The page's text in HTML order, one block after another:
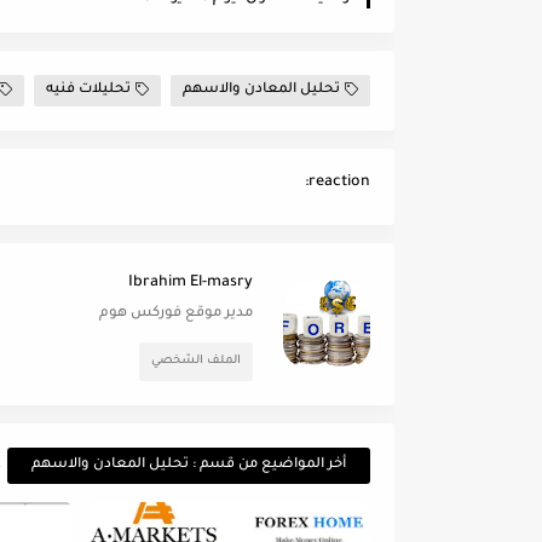
تحليل المعادن والاسهم تحليلات فنيه
reaction:
Ibrahim El-masry
مدير موقع فوركس هوم
الملف الشخصي
أخر المواضيع من قسم : تحليل المعادن والاسهم